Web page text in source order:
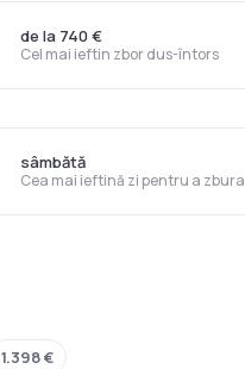
Cel mai ieftin zbor dus-întors
de la 740 €
Cea mai ieftină zi pentru a zbura
sâmbătă
1.398 €